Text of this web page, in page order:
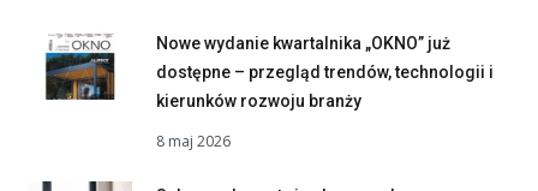
Nowe wydanie kwartalnika „OKNO” już
dostępne – przegląd trendów, technologii i
kierunków rozwoju branży
8 maj 2026